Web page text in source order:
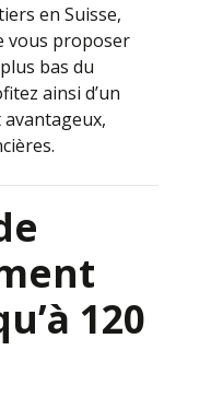
en Suisse,
vous proposer
bas du
ainsi d’un
120